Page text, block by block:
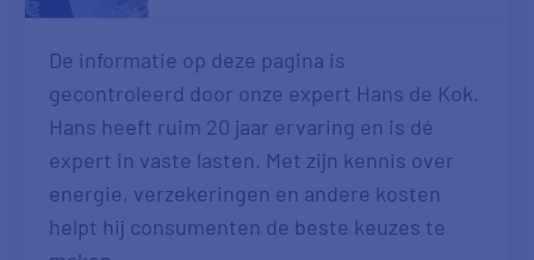
De informatie op deze pagina is
gecontroleerd door onze expert Hans de Kok.
Hans heeft ruim 20 jaar ervaring en is dé
expert in vaste lasten. Met zijn kennis over
energie, verzekeringen en andere kosten
helpt hij consumenten de beste keuzes te